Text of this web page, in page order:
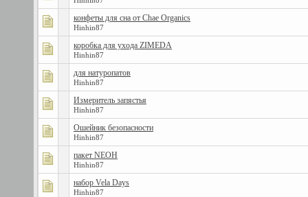
конфеты для сна от Chae Organics
Hinhin87
коробка для ухода ZIMEDA
Hinhin87
для натуропатов
Hinhin87
Измеритель запястья
Hinhin87
Ошейник безопасности
Hinhin87
пакет NEOH
Hinhin87
набор Vela Days
Hinhin87